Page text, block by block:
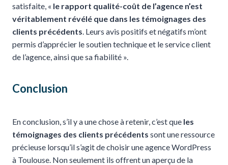
satisfaite, « le rapport qualité-coût de l’agence n’est
véritablement révélé que dans les témoignages des
clients précédents . Leurs avis positifs et négatifs m’ont
permis d’apprécier le soutien technique et le service client
de l’agence, ainsi que sa fiabilité ».
Conclusion
En conclusion, s’il y a une chose à retenir, c’est que les
témoignages des clients précédents sont une ressource
précieuse lorsqu’il s’agit de choisir une agence WordPress
à Toulouse. Non seulement ils offrent un aperçu de la